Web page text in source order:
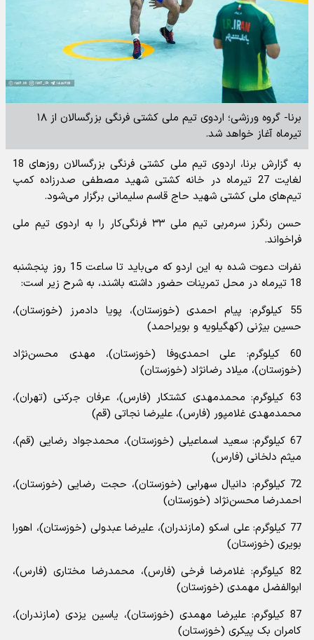
برنا- گروه ورزشی؛ اردوی تیم ملی کشتی فرنگی بزرگسالان از ۱۸
تیرماه آغاز خواهد شد.
به گزارش برنا، اردوی تیم ملی کشتی فرنگی بزرگسالان روزهای 18
لغایت 27 تیرماه در خانه کشتی شهید مصطفی صدرزاده کمپ
تیم‌های ملی کشتی شهید حاج قاسم سلیمانی برگزار می‌شود.
حسن رنگرز سرمربی تیم ملی ۳۳ فرنگی‌کار را به اردوی تیم ملی
فراخواند.
نفرات دعوت شده به این اردو که می‌باید تا ساعت 15 روز پنجشنبه
18 تیرماه در محل تمرینات حضور داشته باشند، به شرح زیر است:
55 کیلوگرم: پیام احمدی (خوزستان)، پویا دادمرز (خوزستان)،
حسین بیژنی (کهگیلویه و بویراحمد)
60 کیلوگرم: علی احمدی‌وفا (خوزستان)، مهدی محسن‌نژاد
(خوزستان)، میلاد رضانژاد (خوزستان)
63 کیلوگرم: محمدمهدی کشتکار (فارس)، عرفان جرکنی (تهران)،
محمدمهدی غلامپور (فارس)، علیرضا نجاتی (قم)
67 کیلوگرم: سعید اسماعیلی (خوزستان)، محمدجواد رضایی (قم)،
میثم دلخانی (فارس)
72 کیلوگرم: دانیال سهرابی (خوزستان)، حجت رضایی (خوزستان)،
احمدرضا محسن‌نژاد (خوزستان)
77 کیلوگرم: علی اسکو (مازندران)، علیرضا عبدولی (خوزستان)، اهورا
بویری (خوزستان)
82 کیلوگرم: غلامرضا فرخی (فارس)، محمدرضا مختاری (فارس)،
ابوالفضل مهمدی (خوزستان)
87 کیلوگرم: علیرضا مهمدی (خوزستان)، یاسین یزدی (مازندران)،
کامران بک پیکری (خوزستان)